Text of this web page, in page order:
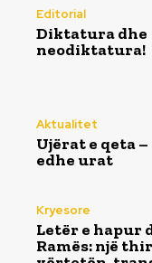
Editorial
Diktatura dhe
neodiktatura!
Aktualitet
Ujërat e qeta
edhe urat
Kryesore
Letër e hapur
Ramës: një